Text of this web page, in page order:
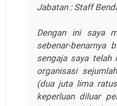
Jabatan : Staff
Dengan ini saya
sebenar-benarnya
sengaja saya telah
organisasi
(dua juta lima
keperluan diluar